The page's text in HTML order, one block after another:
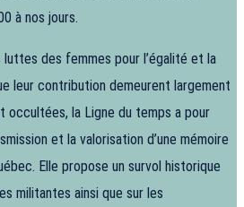
à nos jours.
des femmes pour l’égalité et la
leur contribution demeurent largement
occultées, la Ligne du temps a pour
et la valorisation d’une mémoire
Elle propose un survol historique
militantes ainsi que sur les